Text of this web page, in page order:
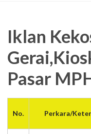
Iklan
Pasar
No. Perkara/